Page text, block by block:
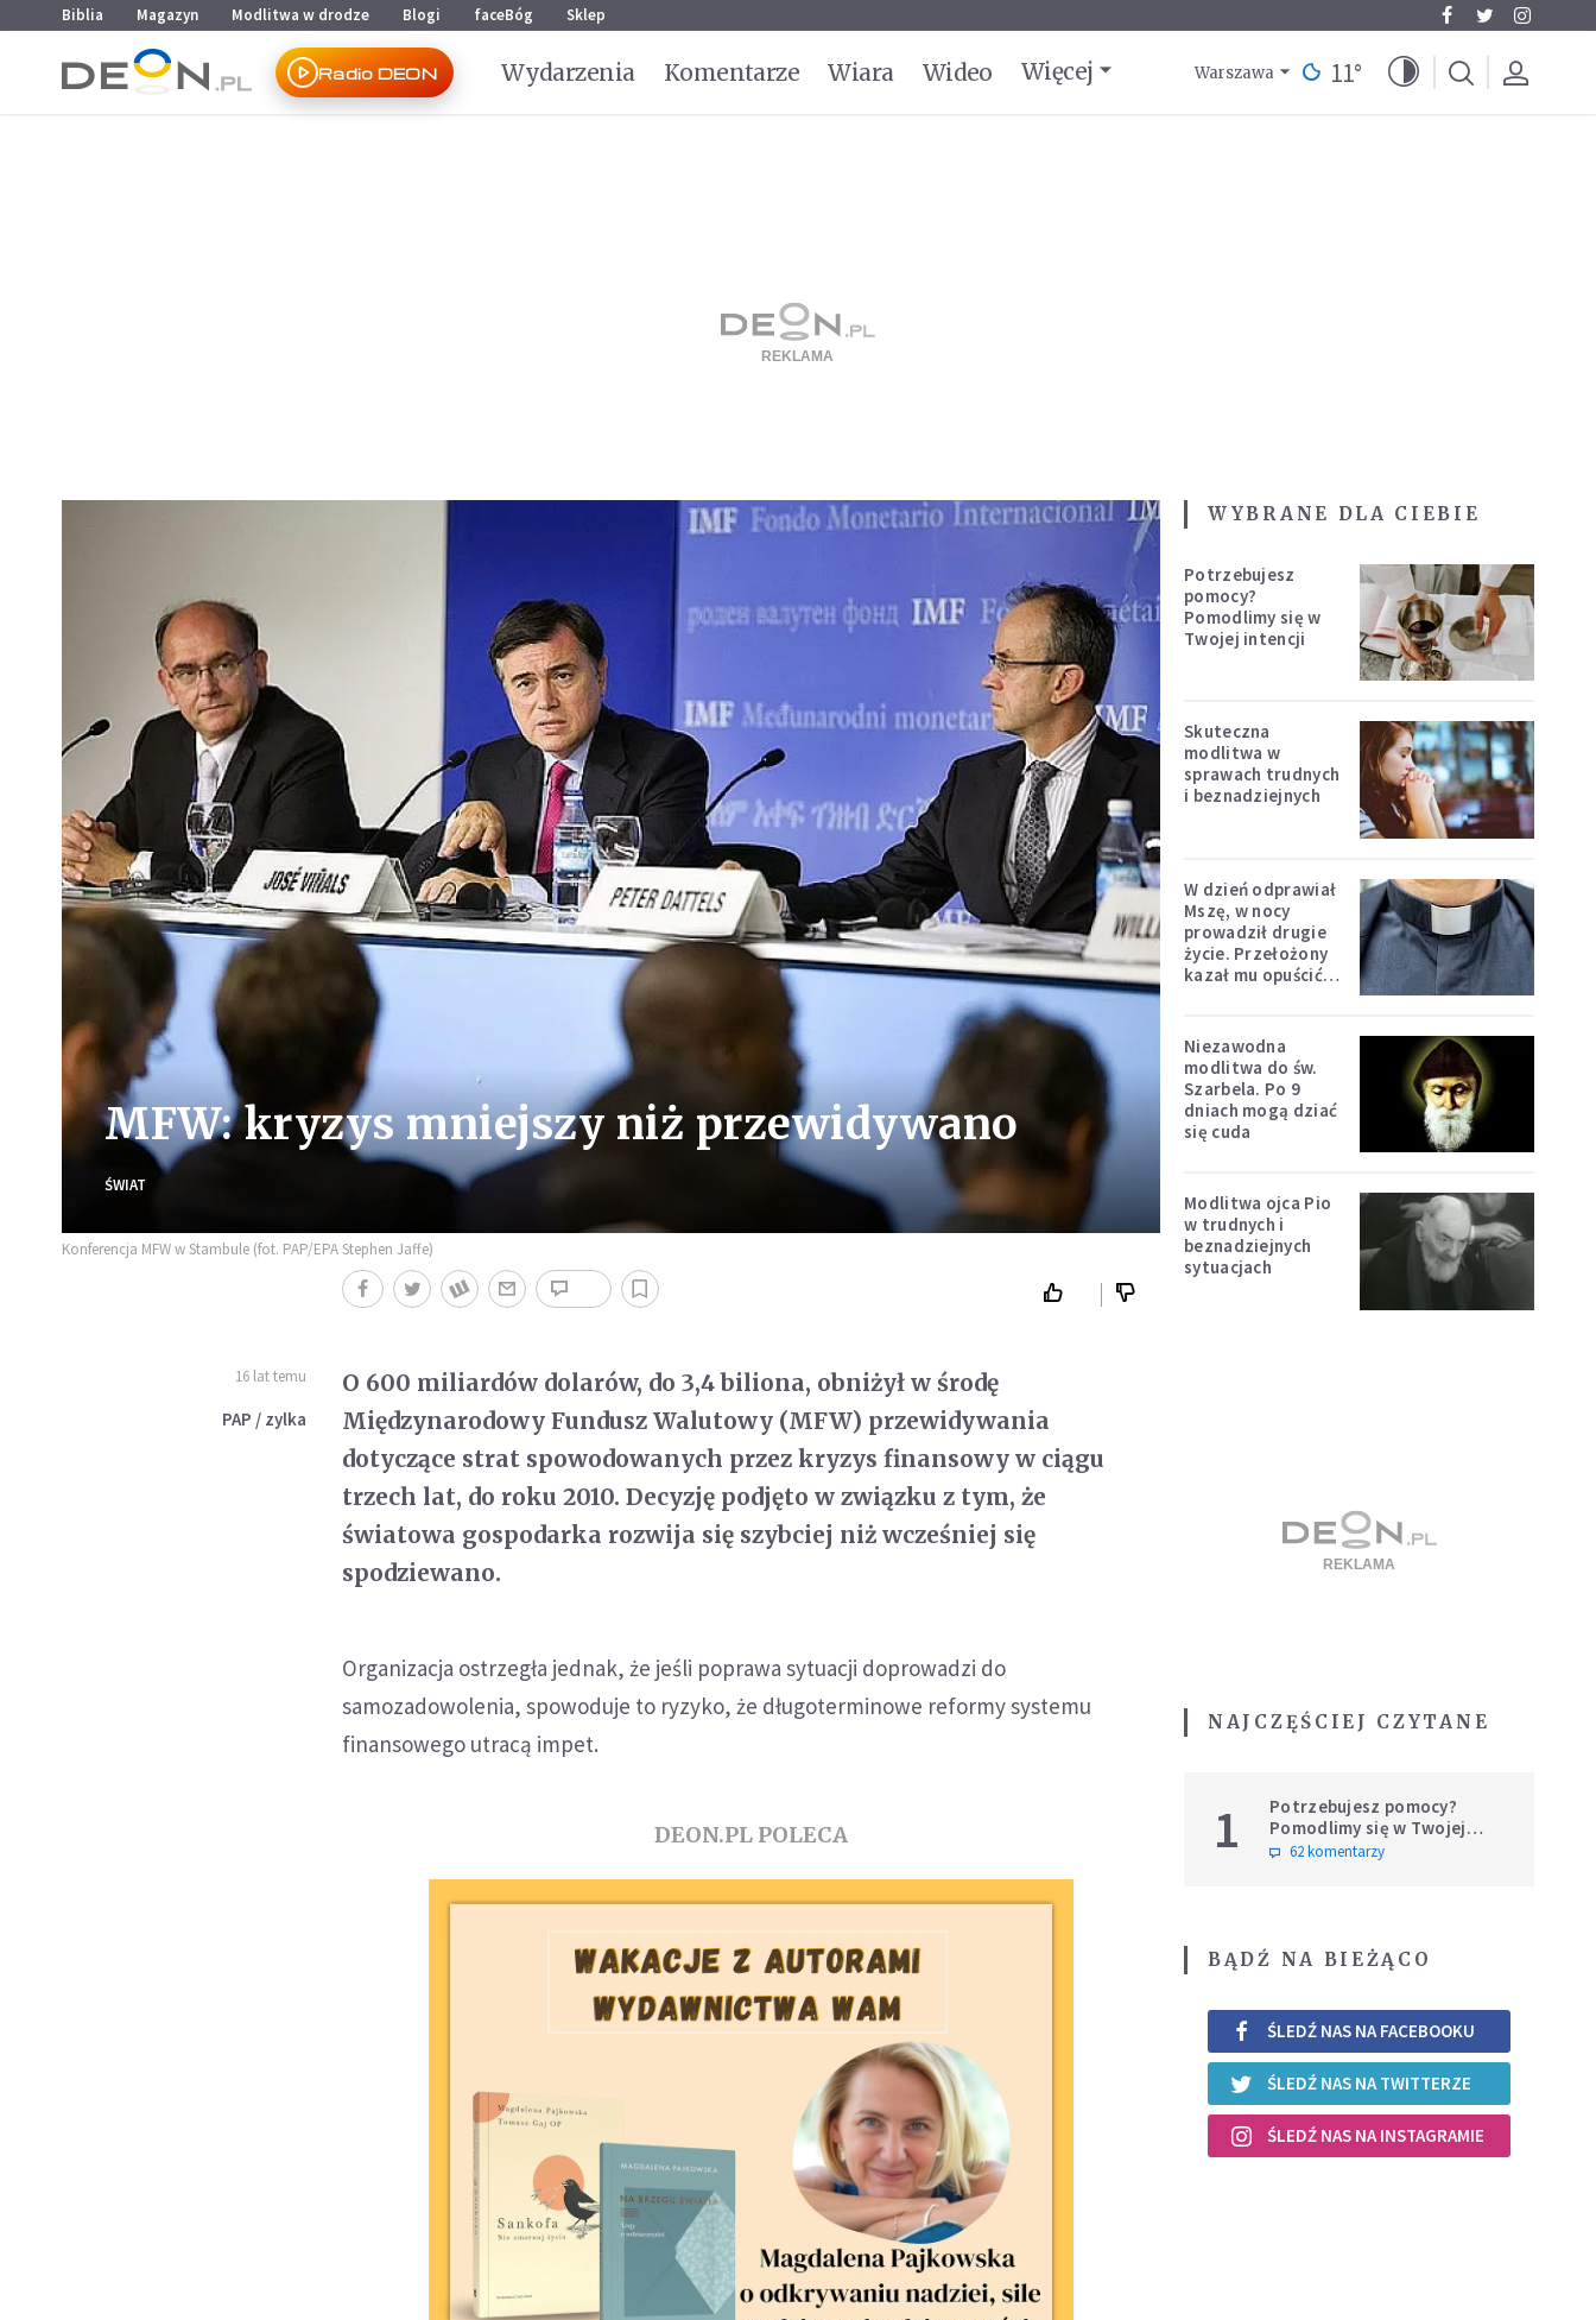
Przejdź do menu głównego
Przejdź do treści
Biblia Magazyn Modlitwa w drodze Blogi faceBóg Sklep
Radio DEON Wydarzenia Komentarze Wiara Wideo Więcej Warszawa 11°
MFW: kryzys mniejszy niż przewidywano
ŚWIAT
Konferencja MFW w Stambule (fot. PAP/EPA Stephen Jaffe)
16 lat temu
PAP / zylka
O 600 miliardów dolarów, do 3,4 biliona, obniżył w środę
Międzynarodowy Fundusz Walutowy (MFW) przewidywania
dotyczące strat spowodowanych przez kryzys finansowy w ciągu
trzech lat, do roku 2010. Decyzję podjęto w związku z tym, że
światowa gospodarka rozwija się szybciej niż wcześniej się
spodziewano.
Organizacja ostrzegła jednak, że jeśli poprawa sytuacji doprowadzi do
samozadowolenia, spowoduje to ryzyko, że długoterminowe reformy systemu
finansowego utracą impet.
DEON.PL POLECA
WYBRANE DLA CIEBIE
Potrzebujesz
pomocy?
Pomodlimy się w
Twojej intencji
Skuteczna
modlitwa w
sprawach trudnych
i beznadziejnych
W dzień odprawiał
Mszę, w nocy
prowadził drugie
życie. Przełożony
kazał mu opuścić
Niezawodna
modlitwa do św.
Szarbela. Po 9
dniach mogą dziać
się cuda
Modlitwa ojca Pio
w trudnych i
beznadziejnych
sytuacjach
NAJCZĘŚCIEJ CZYTANE
1
Potrzebujesz pomocy?
Pomodlimy się w Twojej
intencji
62 komentarzy
BĄDŹ NA BIEŻĄCO
ŚLEDŹ NAS NA FACEBOOKU
ŚLEDŹ NAS NA TWITTERZE
ŚLEDŹ NAS NA INSTAGRAMIE